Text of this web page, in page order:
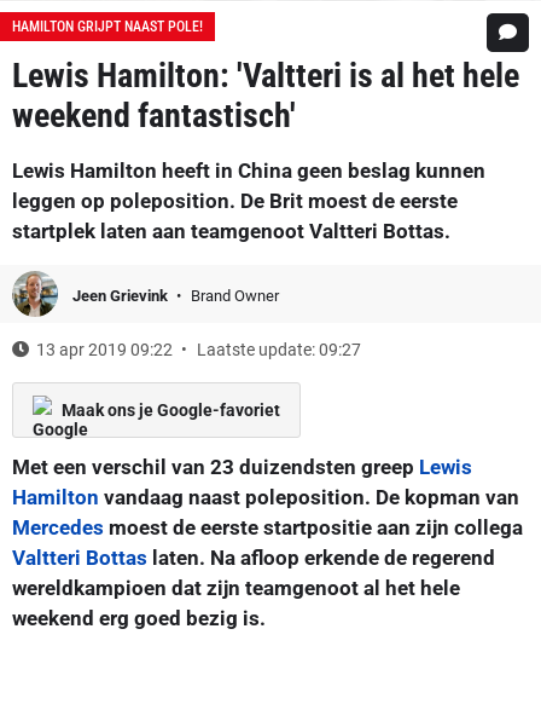
HAMILTON GRIJPT NAAST POLE!
Lewis Hamilton: 'Valtteri is al het hele
weekend fantastisch'
Lewis Hamilton heeft in China geen beslag kunnen
leggen op poleposition. De Brit moest de eerste
startplek laten aan teamgenoot Valtteri Bottas.
Jeen Grievink Brand Owner
13 apr 2019 09:22 Laatste update: 09:27
Maak ons je Google-favoriet
Met een verschil van 23 duizendsten greep Lewis
Hamilton vandaag naast poleposition. De kopman van
Mercedes moest de eerste startpositie aan zijn collega
Valtteri Bottas laten. Na afloop erkende de regerend
wereldkampioen dat zijn teamgenoot al het hele
weekend erg goed bezig is.